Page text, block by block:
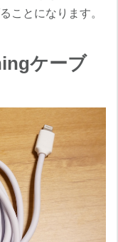
ことになります。
ケーブ